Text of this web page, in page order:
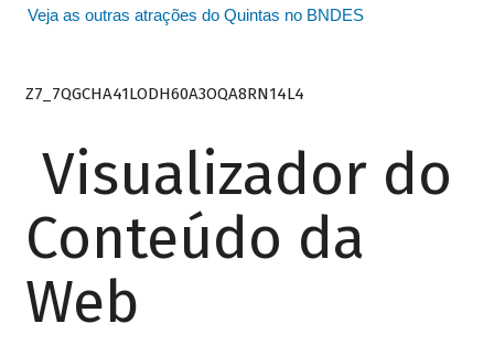
Veja as outras atrações do Quintas no BNDES
Z7_7QGCHA41LODH60A3OQA8RN14L4
Visualizador do
Conteúdo da
Web